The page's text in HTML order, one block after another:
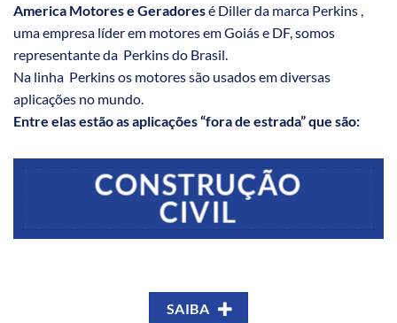
America Motores e Geradoresé Diller da marca Perkins ,
uma empresa líder em motores em Goiás e DF, somos
representante da Perkins do Brasil.
Na linha Perkins os motores são usados em diversas
aplicações no mundo.
Entre elas estão as aplicações “fora de estrada” que são:
CONSTRUÇÃO
CIVIL
SAIBA